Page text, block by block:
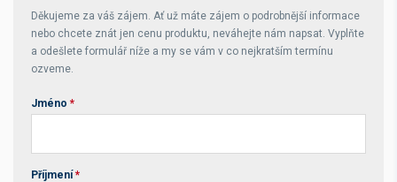
Děkujeme za váš zájem. Ať už máte zájem o podrobnější informace
nebo chcete znát jen cenu produktu, neváhejte nám napsat. Vyplňte
a odešlete formulář níže a my se vám v co nejkratším termínu
ozveme.
Jméno *
Příjmení *